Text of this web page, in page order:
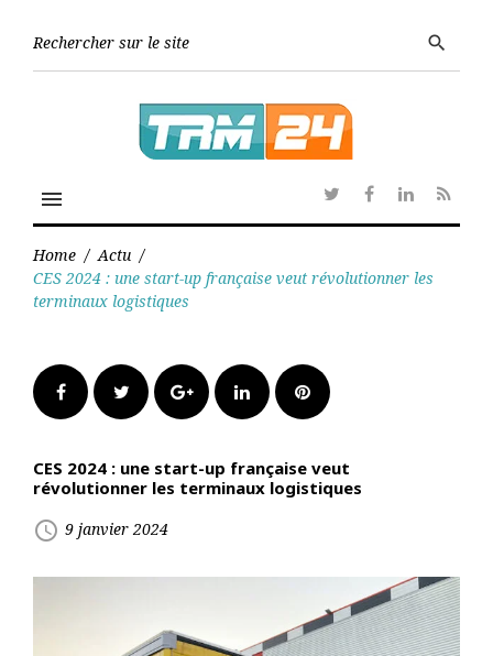
search
menu
TwitterFacebook
Linkedin
RSS
Home / Actu /
CES 2024 : une start-up française veut révolutionner les
terminaux logistiques
FacebookTwitter Google+LinkedInPinterest
CES 2024 : une start-up française veut
révolutionner les terminaux logistiques
access_time 9 janvier 2024